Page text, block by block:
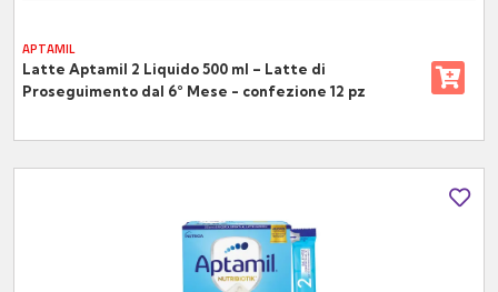
APTAMIL
Latte Aptamil 2 Liquido 500 ml – Latte di
Proseguimento dal 6° Mese - confezione 12 pz